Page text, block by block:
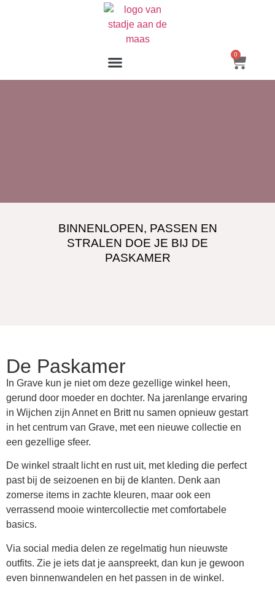
0
BINNENLOPEN, PASSEN EN
STRALEN DOE JE BIJ DE
PASKAMER
De Paskamer
In Grave kun je niet om deze gezellige winkel heen,
gerund door moeder en dochter. Na jarenlange ervaring
in Wijchen zijn Annet en Britt nu samen opnieuw gestart
in het centrum van Grave, met een nieuwe collectie en
een gezellige sfeer.
De winkel straalt licht en rust uit, met kleding die perfect
past bij de seizoenen en bij de klanten. Denk aan
zomerse items in zachte kleuren, maar ook een
verrassend mooie wintercollectie met comfortabele
basics.
Via social media delen ze regelmatig hun nieuwste
outfits. Zie je iets dat je aanspreekt, dan kun je gewoon
even binnenwandelen en het passen in de winkel.